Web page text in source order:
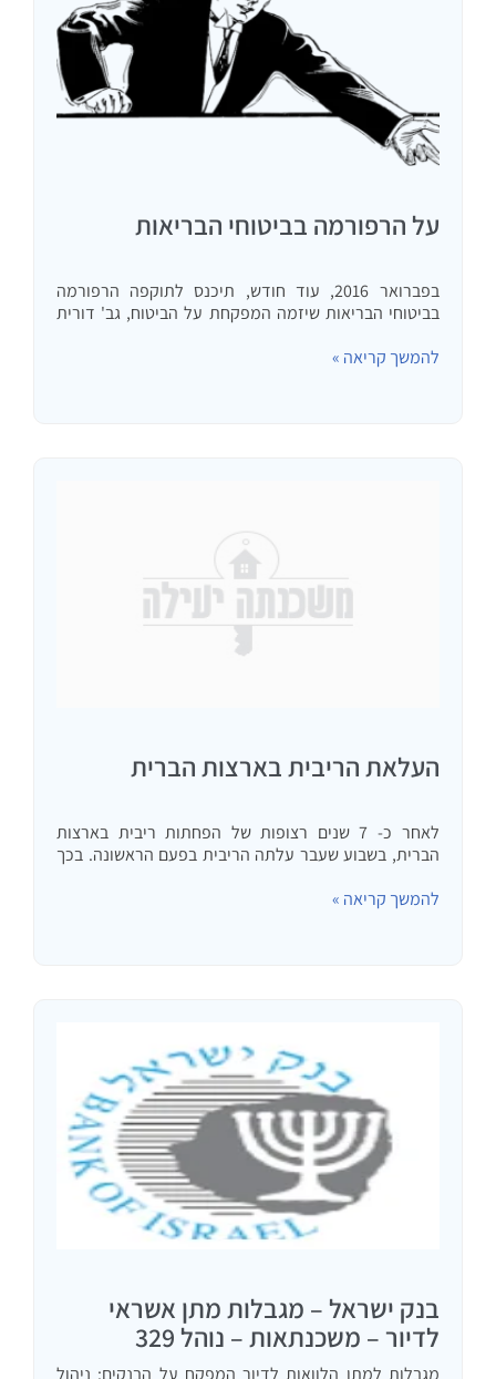
על הרפורמה בביטוחי הבריאות
בפברואר 2016, עוד חודש, תיכנס לתוקפה הרפורמה
בביטוחי הבריאות שיזמה המפקחת על הביטוח, גב' דורית
לגייס כמה שיותר לקוחות לביטוחים הקיימים, לפני שתאושר
להמשך קריאה »
העלאת הריבית בארצות הברית
לאחר כ- 7 שנים רצופות של הפחתות ריבית בארצות
הברית, בשבוע שעבר עלתה הריבית בפעם הראשונה. בכך
להמשך קריאה »
בנק ישראל – מגבלות מתן אשראי
לדיור – משכנתאות – נוהל 329
מגבלות למתן הלוואות לדיור המפקח על הבנקים: ניהול